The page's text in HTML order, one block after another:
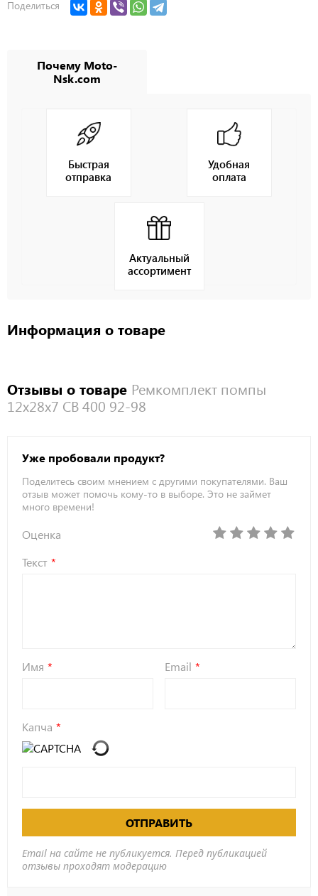
Поделиться
Почему Moto-
Nsk.com
Быстрая
отправка
Удобная
оплата
Актуальный
ассортимент
Информация о товаре
Отзывы о товаре Ремкомплект помпы
12х28х7 CB 400 92-98
Уже пробовали продукт?
Поделитесь своим мнением с другими покупателями. Ваш
отзыв может помочь кому-то в выборе. Это не займет
много времени!
Оценка
Текст
Имя Email
Капча
ОТПРАВИТЬ
Email на сайте не публикуется. Перед публикацией
отзывы проходят модерацию